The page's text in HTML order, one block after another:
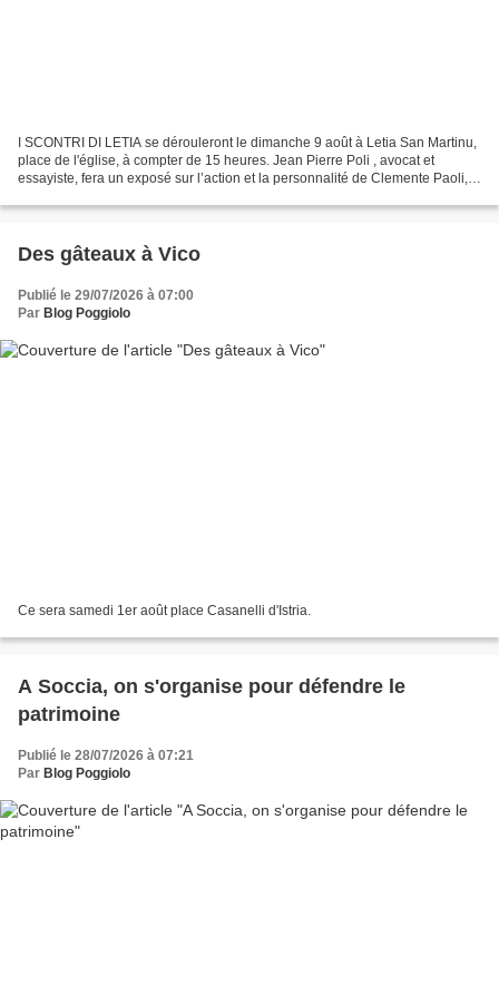
I SCONTRI DI LETIA se dérouleront le dimanche 9 août à Letia San Martinu,
place de l'église, à compter de 15 heures. Jean Pierre Poli , avocat et
essayiste, fera un exposé sur l’action et la personnalité de Clemente Paoli,
Des gâteaux à Vico
Publié le 29/07/2026 à 07:00
Par Blog Poggiolo
Ce sera samedi 1er août place Casanelli d'Istria.
A Soccia, on s'organise pour défendre le
patrimoine
Publié le 28/07/2026 à 07:21
Par Blog Poggiolo